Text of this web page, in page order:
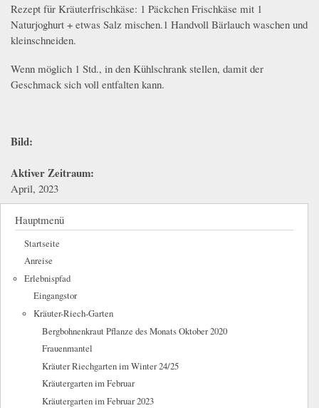
Rezept für Kräuterfrischkäse: 1 Päckchen Frischkäse mit 1
Naturjoghurt + etwas Salz mischen.1 Handvoll Bärlauch waschen und
kleinschneiden.
Wenn möglich 1 Std., in den Kühlschrank stellen, damit der
Geschmack sich voll entfalten kann.
Bild:
Aktiver Zeitraum:
April, 2023
Hauptmenü
Startseite
Anreise
Erlebnispfad
Eingangstor
Kräuter-Riech-Garten
Bergbohnenkraut Pflanze des Monats Oktober 2020
Frauenmantel
Kräuter Riechgarten im Winter 24/25
Kräutergarten im Februar
Kräutergarten im Februar 2023